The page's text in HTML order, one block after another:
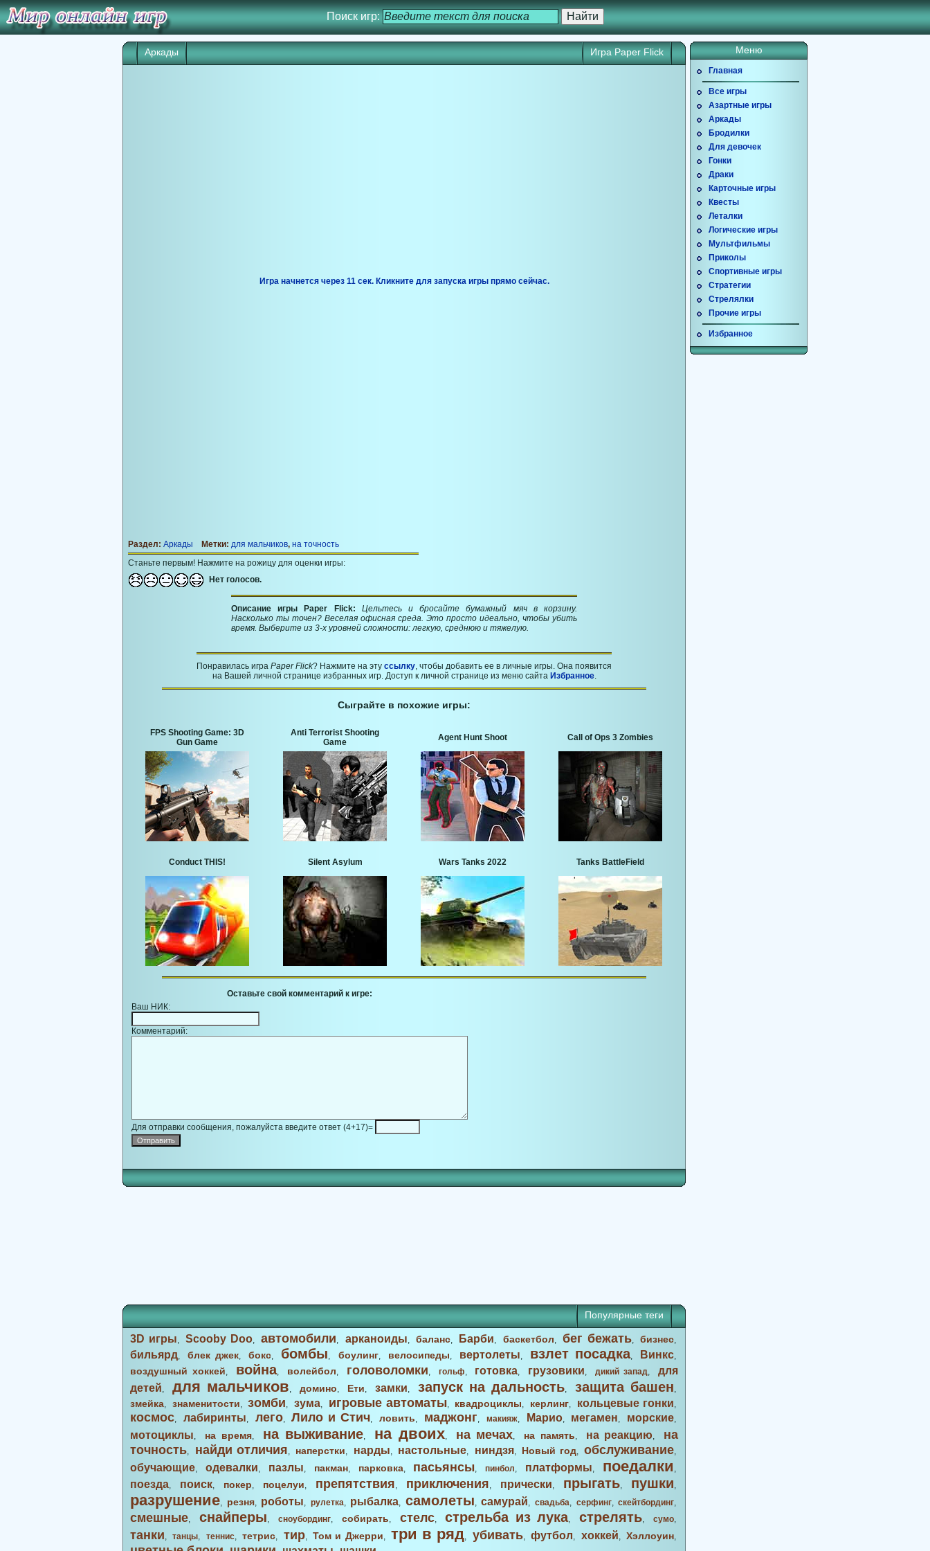
Поиск игр:
Игра Paper Flick
Аркады
Игра начнется через 10 сек. Кликните для запуска игры прямо сейчас.
Раздел: Аркады Метки: для мальчиков, на точность
Станьте первым! Нажмите на рожицу для оценки игры:
Нет голосов.
Описание игры Paper Flick: Цельтесь и бросайте бумажный мяч в корзину.
Насколько ты точен? Веселая офисная среда. Это просто идеально, чтобы убить
время. Выберите из 3-х уровней сложности: легкую, среднюю и тяжелую.
Понравилась игра Paper Flick? Нажмите на эту ссылку, чтобы добавить ее в личные игры. Она появится
на Вашей личной странице избранных игр. Доступ к личной странице из меню сайта Избранное.
Сыграйте в похожие игры:
FPS Shooting Game: 3D
Gun Game
Anti Terrorist Shooting
Game
Agent Hunt Shoot Call of Ops 3 Zombies
Conduct THIS! Silent Asylum Wars Tanks 2022 Tanks BattleField
Оставьте свой комментарий к игре:
Ваш НИК:
Комментарий:
Для отправки сообщения, пожалуйста введите ответ (4+17)=
Популярные теги
3D игры,Scooby Doo,автомобили, арканоиды, баланс, Барби, баскетбол, бег бежать,бизнес,
бильярд,блек джек,бокс, бомбы, боулинг, велосипеды, вертолеты, взлет посадка, Винкс,
воздушный хоккей, война, волейбол, головоломки, гольф, готовка, грузовики,дикий запад,для
детей, для мальчиков, домино, Ети, замки, запуск на дальность, защита башен,
змейка, знаменитости,зомби, зума, игровые автоматы, квадроциклы, керлинг, кольцевые гонки,
космос, лабиринты, лего,Лило и Стич,ловить, маджонг, макияж, Марио, мегамен, морские,
мотоциклы, на время, на выживание, на двоих, на мечах, на память, на реакцию, на
точность, найди отличия, наперстки, нарды, настольные, ниндзя, Новый год, обслуживание,
обучающие, одевалки, пазлы, пакман, парковка, пасьянсы,пинбол, платформы, поедалки ,
поезда, поиск, покер, поцелуи, препятствия, приключения, прически, прыгать, пушки,
разрушение, резня, роботы, рулетка, рыбалка, самолеты,самурай, свадьба, серфинг,скейтбординг,
смешные, снайперы, сноубординг, собирать, стелс,стрельба из лука,стрелять, сумо,
танки,танцы, теннис,тетрис, тир,Том и Джерри, три в ряд, убивать,футбол, хоккей,Хэллоуин,
Меню
Главная
Все игры
Азартные игры
Аркады
Бродилки
Для девочек
Гонки
Драки
Карточные игры
Квесты
Леталки
Логические игры
Мультфильмы
Приколы
Спортивные игры
Стратегии
Стрелялки
Прочие игры
Избранное